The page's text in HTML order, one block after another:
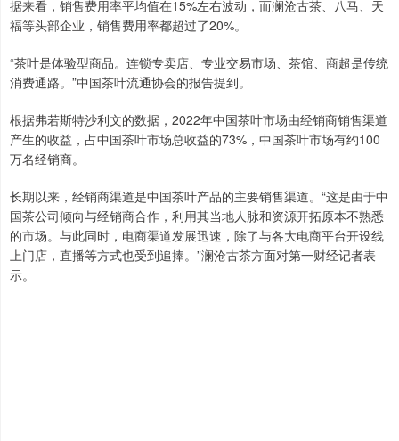
据来看，销售费用率平均值在15%左右波动，而澜沧古茶、八马、天
福等头部企业，销售费用率都超过了20%。
“茶叶是体验型商品。连锁专卖店、专业交易市场、茶馆、商超是传统
消费通路。”中国茶叶流通协会的报告提到。
根据弗若斯特沙利文的数据，2022年中国茶叶市场由经销商销售渠道
产生的收益，占中国茶叶市场总收益的73%，中国茶叶市场有约100
万名经销商。
长期以来，经销商渠道是中国茶叶产品的主要销售渠道。“这是由于中
国茶公司倾向与经销商合作，利用其当地人脉和资源开拓原本不熟悉
的市场。与此同时，电商渠道发展迅速，除了与各大电商平台开设线
上门店，直播等方式也受到追捧。”澜沧古茶方面对第一财经记者表
示。